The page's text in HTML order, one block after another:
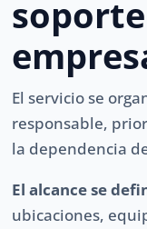
El servicio se
responsable,
la dependencia
El alcance se
ubicaciones,